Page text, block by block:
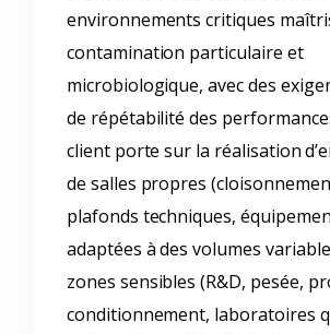
environnements critiques
contamination particulaire et
microbiologique, avec des
de répétabilité des
client porte sur la réalisation
de salles propres
plafonds techniques,
adaptées à des volumes
zones sensibles (R&D, pesée,
conditionnement, laboratoires